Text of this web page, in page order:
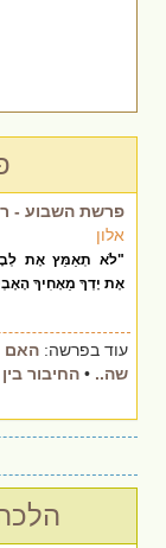
פרשת השבוע -
אלון
"לֹא תְאַמֵּץ אֶת
אֶת יָדְךָ מֵאָחִיךָ
עוד בפרשה:האם
שה.. •החיבור